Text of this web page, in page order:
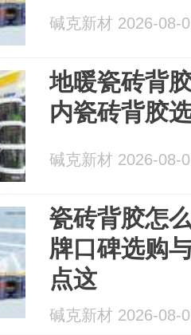
碱克新材 2026-08-
地暖瓷砖背
内瓷砖背胶
碱克新材 2026-08-
瓷砖背胶怎
牌口碑选购
点这
碱克新材 2026-08-